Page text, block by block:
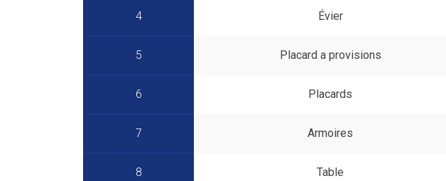
4 Évier
5 Placard a provisions
6 Placards
7 Armoires
8 Table